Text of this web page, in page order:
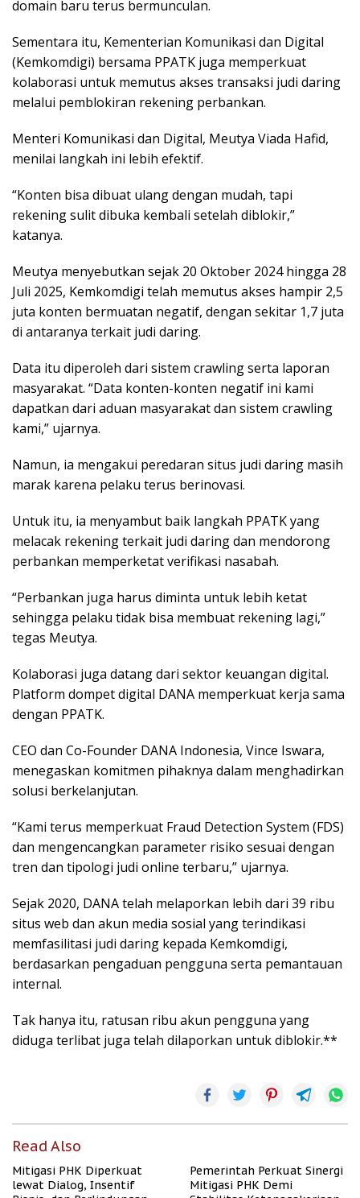
domain baru terus bermunculan.
Sementara itu, Kementerian Komunikasi dan Digital
(Kemkomdigi) bersama PPATK juga memperkuat
kolaborasi untuk memutus akses transaksi judi daring
melalui pemblokiran rekening perbankan.
Menteri Komunikasi dan Digital, Meutya Viada Hafid,
menilai langkah ini lebih efektif.
“Konten bisa dibuat ulang dengan mudah, tapi
rekening sulit dibuka kembali setelah diblokir,”
katanya.
Meutya menyebutkan sejak 20 Oktober 2024 hingga 28
Juli 2025, Kemkomdigi telah memutus akses hampir 2,5
juta konten bermuatan negatif, dengan sekitar 1,7 juta
di antaranya terkait judi daring.
Data itu diperoleh dari sistem crawling serta laporan
masyarakat. “Data konten-konten negatif ini kami
dapatkan dari aduan masyarakat dan sistem crawling
kami,” ujarnya.
Namun, ia mengakui peredaran situs judi daring masih
marak karena pelaku terus berinovasi.
Untuk itu, ia menyambut baik langkah PPATK yang
melacak rekening terkait judi daring dan mendorong
perbankan memperketat verifikasi nasabah.
“Perbankan juga harus diminta untuk lebih ketat
sehingga pelaku tidak bisa membuat rekening lagi,”
tegas Meutya.
Kolaborasi juga datang dari sektor keuangan digital.
Platform dompet digital DANA memperkuat kerja sama
dengan PPATK.
CEO dan Co-Founder DANA Indonesia, Vince Iswara,
menegaskan komitmen pihaknya dalam menghadirkan
solusi berkelanjutan.
“Kami terus memperkuat Fraud Detection System (FDS)
dan mengencangkan parameter risiko sesuai dengan
tren dan tipologi judi online terbaru,” ujarnya.
Sejak 2020, DANA telah melaporkan lebih dari 39 ribu
situs web dan akun media sosial yang terindikasi
memfasilitasi judi daring kepada Kemkomdigi,
berdasarkan pengaduan pengguna serta pemantauan
internal.
Tak hanya itu, ratusan ribu akun pengguna yang
diduga terlibat juga telah dilaporkan untuk diblokir.**
Read Also
Mitigasi PHK Diperkuat
lewat Dialog, Insentif
Pemerintah Perkuat Sinergi
Mitigasi PHK Demi